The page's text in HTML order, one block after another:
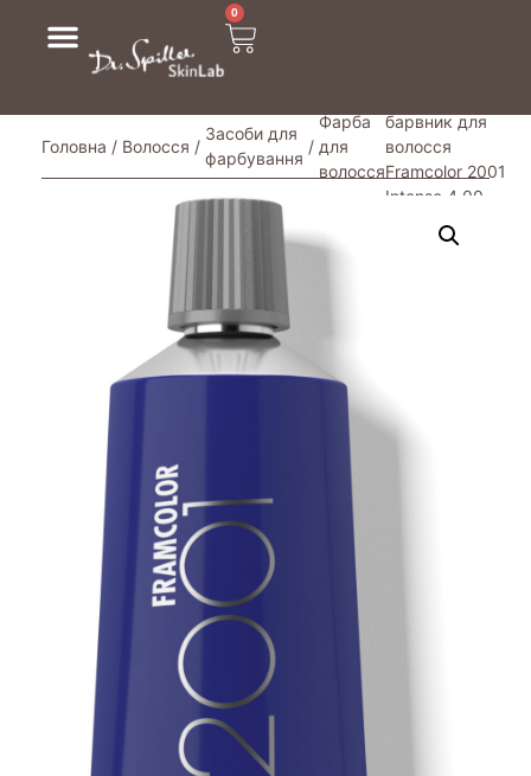
0
Головна / Волосся /
Засоби для
фарбування
/
Фарба
для
волосся
барвник для
волосся
Framcolor 2001
Intense 4.00